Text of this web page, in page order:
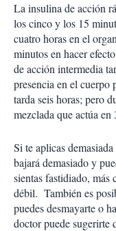
La insulina de acción
los cinco y los 15
cuatro horas en el
minutos en hacer
de acción intermedia
presencia en el cuerpo
tarda seis horas; pero
mezclada que actúa
Si te aplicas
bajará demasiado y
sientas fastidiado,
débil. También es
puedes desmayarte o
doctor puede sugerirte